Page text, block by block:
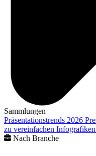
Sammlungen
Präsentationstrends 2026
zu vereinfachen Infografiken
Nach Branche